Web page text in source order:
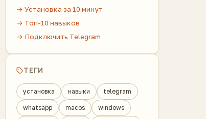
→ Установка за 10 минут
→ Топ-10 навыков
→ Подключить Telegram
ТЕГИ
установка навыки telegram
whatsapp macos windows